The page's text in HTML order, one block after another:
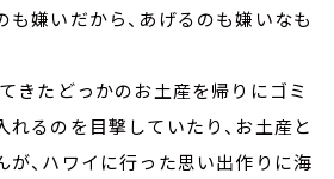
も嫌いだから、あげるのも嫌いなも
きたどっかのお土産を帰りにゴミ
るのを目撃していたり、お土産と
が、ハワイに行った思い出作りに海